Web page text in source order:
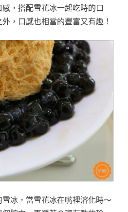
，搭配雪花冰一起吃時的口
，口感也相當的豐富又有趣！
冰，當雪花冰在嘴裡溶化時～